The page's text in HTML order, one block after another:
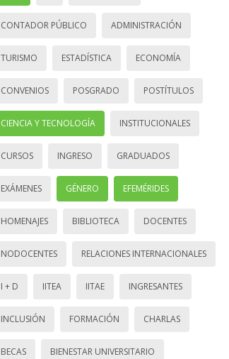
CONTADOR PÚBLICO ADMINISTRACIÓN
TURISMO ESTADÍSTICA ECONOMÍA
CONVENIOS POSGRADO POSTÍTULOS
CIENCIA Y TECNOLOGÍA INSTITUCIONALES
CURSOS INGRESO GRADUADOS
EXÁMENES GÉNERO EFEMÉRIDES
HOMENAJES BIBLIOTECA DOCENTES
NODOCENTES RELACIONES INTERNACIONALES
I + D IITEA IITAE INGRESANTES
INCLUSIÓN FORMACIÓN CHARLAS
BECAS BIENESTAR UNIVERSITARIO